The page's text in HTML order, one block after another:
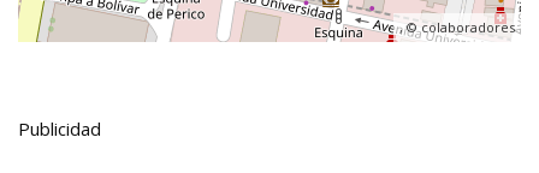
, ©colaboradores
Publicidad